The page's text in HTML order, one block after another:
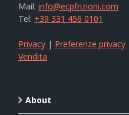
Mail:info@ecpfrizioni.com
Tel: +39 331 456 0101
Privacy | Preferenze privacy
Vendita
About